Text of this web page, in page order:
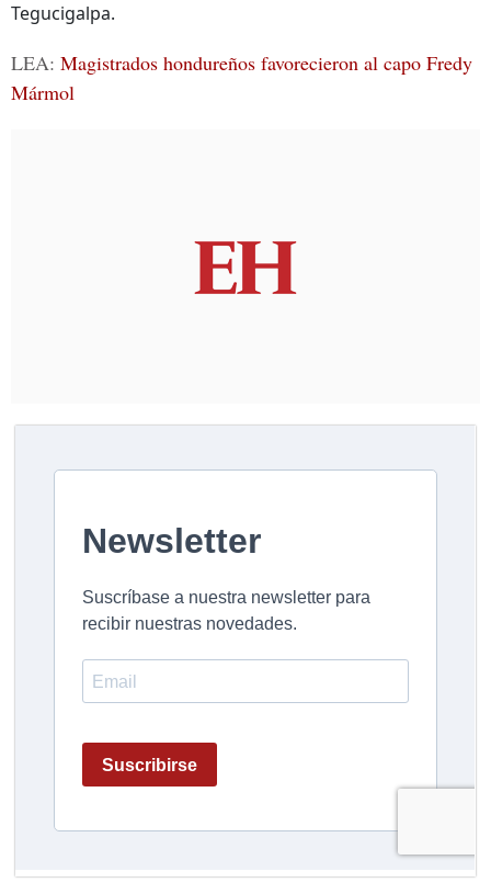
Tegucigalpa.
LEA: Magistrados hondureños favorecieron al capo Fredy
Mármol